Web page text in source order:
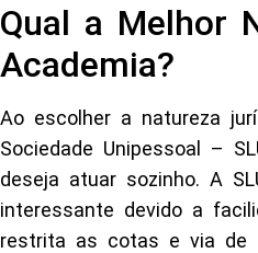
Qual a Melhor
Academia?
Ao escolher a natureza
Sociedade Unipessoal –
deseja atuar sozinho. A
interessante devido a
restrita as cotas e via de